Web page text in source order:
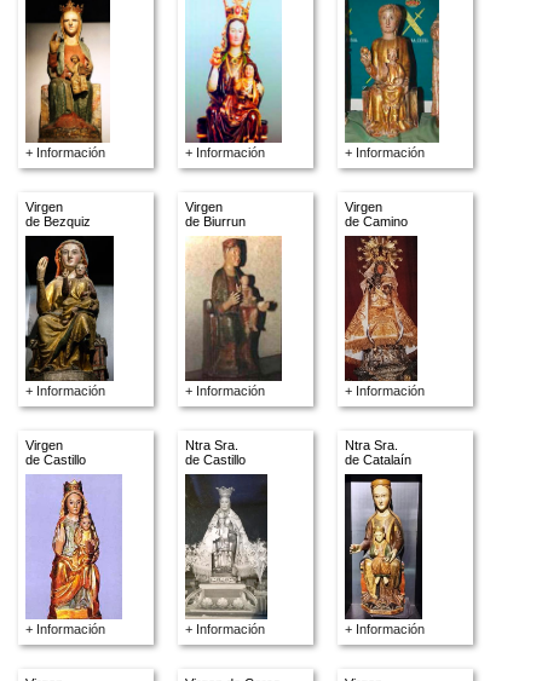
+ Información + Información + Información
Virgen
de Bezquiz
+ Información
Virgen
de Biurrun
+ Información
Virgen
de Camino
+ Información
Virgen
de Castillo
+ Información
Ntra Sra.
de Castillo
+ Información
Ntra Sra.
de Catalaín
+ Información